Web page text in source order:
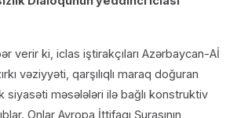
verir ki, iclas iştirakçıları Azərbaycan-Aİ
vəziyyəti, qarşılıqlı maraq doğuran
siyasəti məsələləri ilə bağlı konstruktiv
Onlar Avropa İttifaqı Şurasının